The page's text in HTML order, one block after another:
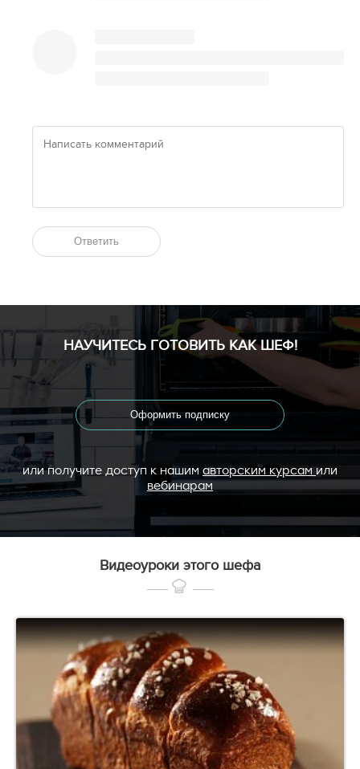
Ответить
НАУЧИТЕСЬ ГОТОВИТЬ КАК ШЕФ!
Оформить подписку
или получите доступ к нашим авторским курсамили
вебинарам
Видеоуроки этого шефа